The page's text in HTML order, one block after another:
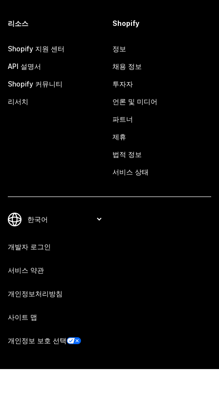
리소스
Shopify 지원 센터
API 설명서
Shopify 커뮤니티
리서치
Shopify
정보
채용 정보
투자자
언론 및 미디어
파트너
제휴
법적 정보
서비스 상태
개발자 로그인
서비스 약관
개인정보처리방침
사이트 맵
개인정보 보호 선택